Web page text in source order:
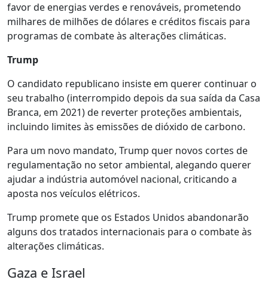
favor de energias verdes e renováveis, prometendo
milhares de milhões de dólares e créditos fiscais para
programas de combate às alterações climáticas.
Trump
O candidato republicano insiste em querer continuar o
seu trabalho (interrompido depois da sua saída da Casa
Branca, em 2021) de reverter proteções ambientais,
incluindo limites às emissões de dióxido de carbono.
Para um novo mandato, Trump quer novos cortes de
regulamentação no setor ambiental, alegando querer
ajudar a indústria automóvel nacional, criticando a
aposta nos veículos elétricos.
Trump promete que os Estados Unidos abandonarão
alguns dos tratados internacionais para o combate às
alterações climáticas.
Gaza e Israel